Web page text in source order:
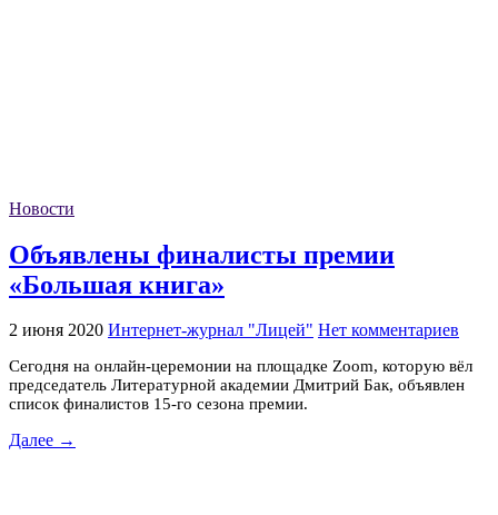
Новости
Объявлены финалисты премии
«Большая книга»
2 июня 2020 Интернет-журнал "Лицей" Нет комментариев
Сегодня на онлайн-церемонии на площадке Zoom, которую вёл
председатель Литературной академии Дмитрий Бак, объявлен
список финалистов 15-го сезона премии.
Далее →